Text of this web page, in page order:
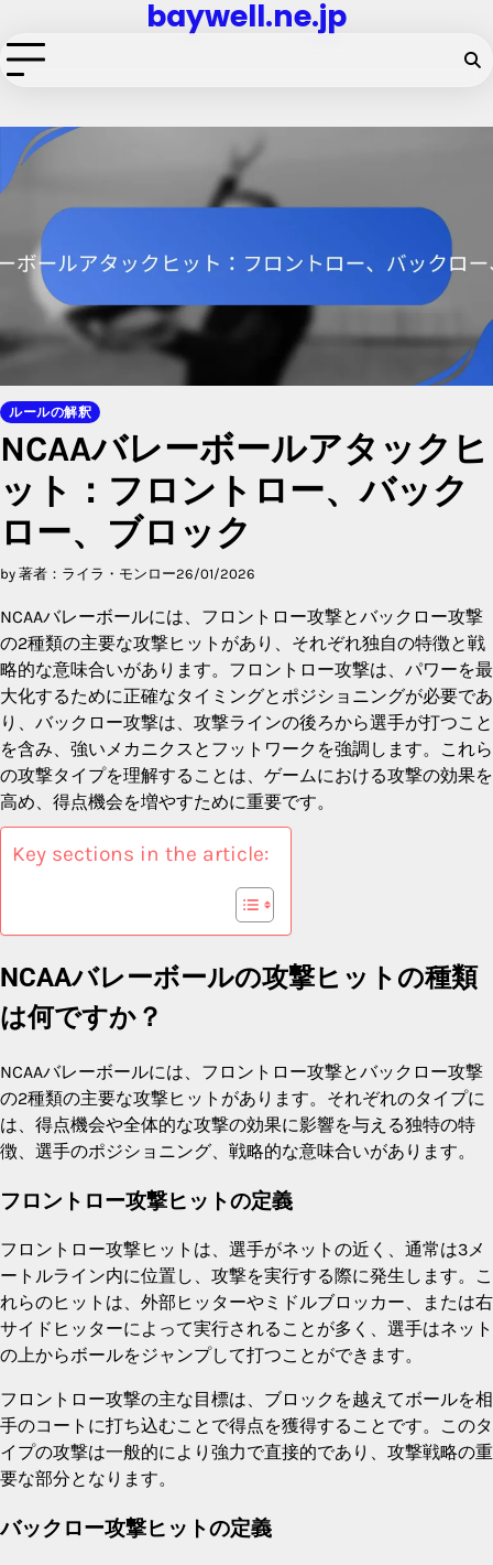
to
content
baywell.ne.jp
ルールの解釈
NCAAバレーボールアタックヒ
ット：フロントロー、バック
ロー、ブロック
by 著者：ライラ・モンロー26/01/2026
NCAAバレーボールには、フロントロー攻撃とバックロー攻撃
の2種類の主要な攻撃ヒットがあり、それぞれ独自の特徴と戦
略的な意味合いがあります。フロントロー攻撃は、パワーを最
大化するために正確なタイミングとポジショニングが必要であ
り、バックロー攻撃は、攻撃ラインの後ろから選手が打つこと
を含み、強いメカニクスとフットワークを強調します。これら
の攻撃タイプを理解することは、ゲームにおける攻撃の効果を
高め、得点機会を増やすために重要です。
Key sections in the article:
NCAAバレーボールの攻撃ヒットの種類
は何ですか？
NCAAバレーボールには、フロントロー攻撃とバックロー攻撃
の2種類の主要な攻撃ヒットがあります。それぞれのタイプに
は、得点機会や全体的な攻撃の効果に影響を与える独特の特
徴、選手のポジショニング、戦略的な意味合いがあります。
フロントロー攻撃ヒットの定義
フロントロー攻撃ヒットは、選手がネットの近く、通常は3メ
ートルライン内に位置し、攻撃を実行する際に発生します。こ
れらのヒットは、外部ヒッターやミドルブロッカー、または右
サイドヒッターによって実行されることが多く、選手はネット
の上からボールをジャンプして打つことができます。
フロントロー攻撃の主な目標は、ブロックを越えてボールを相
手のコートに打ち込むことで得点を獲得することです。このタ
イプの攻撃は一般的により強力で直接的であり、攻撃戦略の重
要な部分となります。
バックロー攻撃ヒットの定義